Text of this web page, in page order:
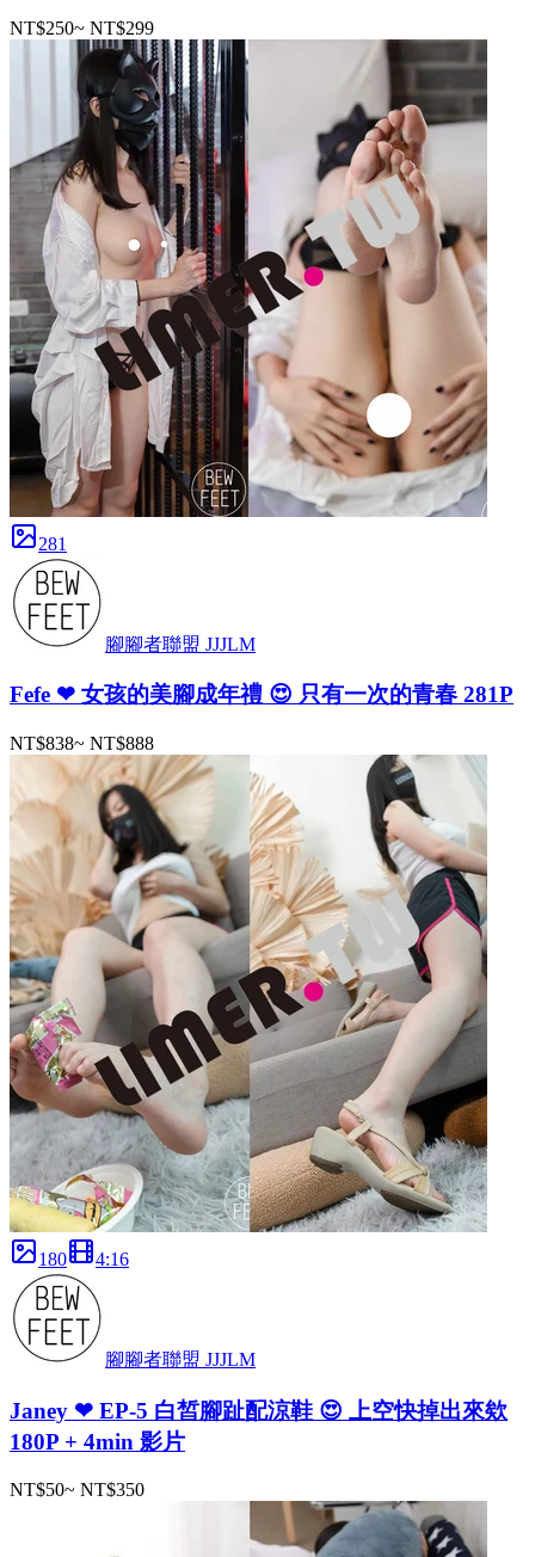
NT$250~ NT$299
281
腳腳者聯盟 JJJLM
Fefe ❤ 女孩的美腳成年禮 😍 只有一次的青春 281P
NT$838~ NT$888
180 4:16
腳腳者聯盟 JJJLM
Janey ❤ EP-5 白皙腳趾配涼鞋 😍 上空快掉出來欸
180P + 4min 影片
NT$50~ NT$350